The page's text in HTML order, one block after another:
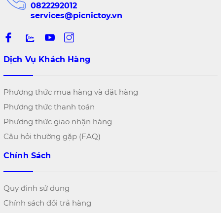
0822292012
services@picnictoy.vn
Dịch Vụ Khách Hàng
Phương thức mua hàng và đặt hàng
Phương thức thanh toán
Phương thức giao nhận hàng
Câu hỏi thường gặp (FAQ)
Chính Sách
Quy định sử dụng
Chính sách đổi trả hàng